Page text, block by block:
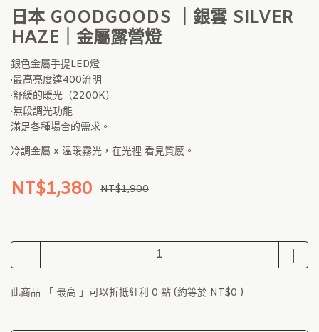
日本 GOODGOODS ｜銀雲 SILVER
HAZE｜金屬露營燈
銀色金屬手提LED燈
·最高亮度達400流明
·舒緩的暖光（2200K）
·無段調光功能
滿足各種場合的需求。
冷調金屬 x 溫暖霧光，在光裡 看見質感。
NT$1,380 NT$1,900
此商品 「 最高 」可以折抵紅利 0 點 (約等於 NT$0 )